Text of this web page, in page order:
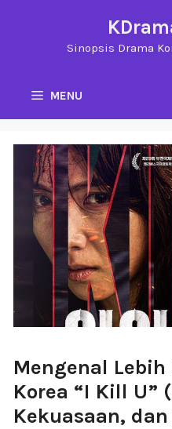
Sinopsis Drama
MENU
Mengenal
Korea “I Kill
Kekuasaan,